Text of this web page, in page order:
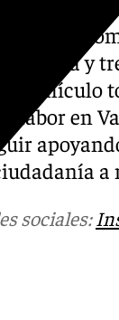
Ronda,
y
vehículo
labor en
sociales: